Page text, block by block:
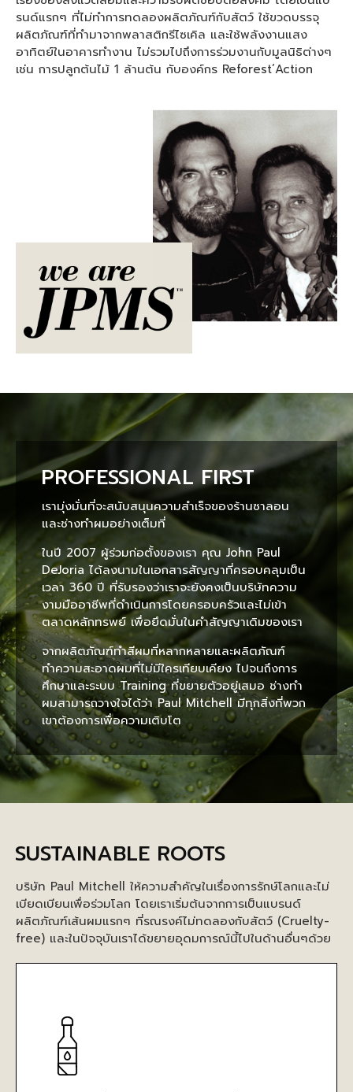
รนด์แรกๆ ที่ไม่ทำการทดลองผลิตภัณฑ์กับสัตว์ ใช้ขวดบรรจุ
ผลิตภัณฑ์ที่ทำมาจากพลาสติกรีไซเคิล และใช้พลังงานแสง
อาทิตย์ในอาคารทำงาน ไม่รวมไปถึงการร่วมงานกับมูลนิธิต่างๆ
เช่น การปลูกต้นไม้ 1 ล้านต้น กับองค์กร Reforest’Action
PROFESSIONAL FIRST
เรามุ่งมั่นที่จะสนับสนุนความสำเร็จของร้านซาลอน
และช่างทำผมอย่างเต็มที่
ในปี 2007 ผู้ร่วมก่อตั้งของเรา คุณ John Paul
DeJoria ได้ลงนามในเอกสารสัญญาที่ครอบคลุมเป็น
เวลา 360 ปี ที่รับรองว่าเราจะยังคงเป็นบริษัทความ
งามมืออาชีพที่ดำเนินการโดยครอบครัวและไม่เข้า
ตลาดหลักทรพย์ เพื่อยึดมั่นในคำสัญญาเดิมของเรา
จากผลิตภัณฑ์ทำสีผมที่หลากหลายและผลิตภัณฑ์
ทำความสะอาดผมที่ไม่มีใครเทียบเคียง ไปจนถึงการ
ศึกษาและระบบ Training ที่ขยายตัวอยู่เสมอ ช่างทำ
ผมสามารถวางใจได้ว่า Paul Mitchell มีทุกสิ่งที่พวก
เขาต้องการเพื่อความเติบโต
SUSTAINABLE ROOTS
บริษัท Paul Mitchell ให้ความสำคัญในเรื่องการรักษ์โลกและไม่
เบียดเบียนเพื่อร่วมโลก โดยเราเริ่มต้นจากการเป็นแบรนด์
ผลิตภัณฑ์เส้นผมแรกๆ ที่รณรงค์ไม่ทดลองกับสัตว์ (Cruelty-
free) และในปัจจุบันเราได้ขยายอุดมการณ์นี้ไปในด้านอื่นๆด้วย